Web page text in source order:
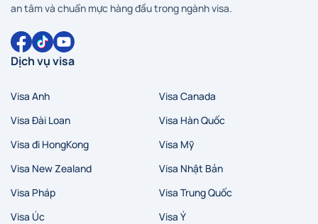
an tâm và chuẩn mực hàng đầu trong ngành visa.
Dịch vụ visa
Visa Anh
Visa Canada
Visa Đài Loan
Visa Hàn Quốc
Visa đi HongKong
Visa Mỹ
Visa New Zealand
Visa Nhật Bản
Visa Pháp
Visa Trung Quốc
Visa Úc
Visa Ý